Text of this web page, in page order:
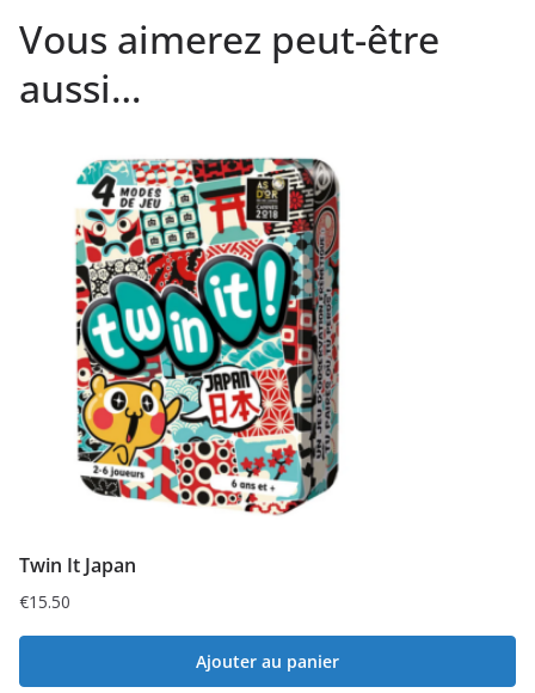
Vous aimerez peut-être
aussi…
Twin It Japan
€15.50
Ajouter au panier